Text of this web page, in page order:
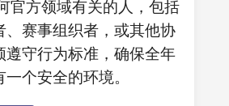
官方领域有关的人，包括
、赛事组织者，或其他协
遵守行为标准，确保全年
个安全的环境。